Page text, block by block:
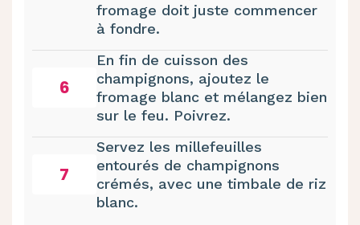
fromage doit juste commencer
à fondre.
6
En fin de cuisson des
champignons, ajoutez le
fromage blanc et mélangez bien
sur le feu. Poivrez.
7
Servez les millefeuilles
entourés de champignons
crémés, avec une timbale de riz
blanc.